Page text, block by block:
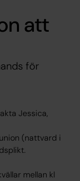
att
för
Jessica,
(nattvard i
mellan kl